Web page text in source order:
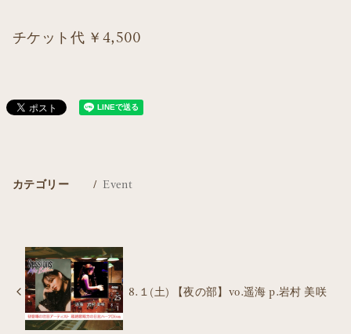
チケット代 ￥4,500
カテゴリー Event
8.１(土) 【夜の部】vo.遥海 p.岩村 美咲